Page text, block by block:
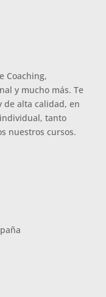
Coaching,
y mucho más. Te
de alta calidad, en
tanto
nuestros cursos.